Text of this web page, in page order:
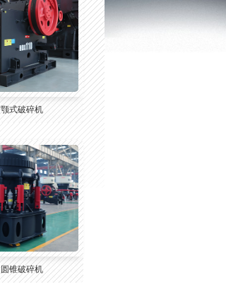
颚式破碎机
圆锥破碎机